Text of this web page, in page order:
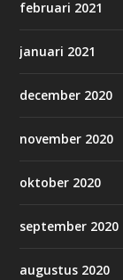
februari 2021
januari 2021
december 2020
november 2020
oktober 2020
september 2020
augustus 2020